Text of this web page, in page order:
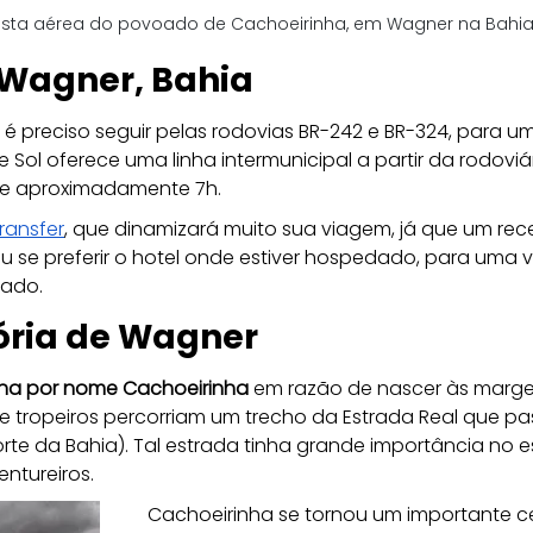
aérea do povoado de Cachoeirinha, em Wagner na
Bahia
preciso seguir pelas rodovias BR-242 e BR-324, para
Sol oferece uma linha intermunicipal a partir da
aproximadamente 7h.
, que dinamizará muito sua viagem, já que um
se preferir o hotel onde estiver hospedado, para
de Wagner
por nome Cachoeirinha em razão de nascer às
percorriam um trecho da Estrada Real que
da Bahia). Tal estrada tinha grande importância no
Cachoeirinha se tornou um importante